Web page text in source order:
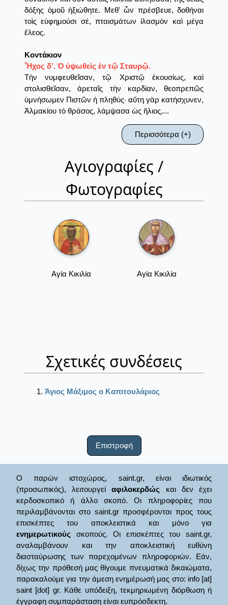
δόξης ὁμοῦ ἠξιώθητε. Μεθ' ὧν πρέσβευε, δοθήναι
τοὶς εὐφημούσι σέ, πταισμάτων ἱλασμὸν καὶ μέγα
ἔλεος.
Κοντάκιον
Ἦχος δ’. Ὁ ὑψωθεὶς ἐν τῷ Σταυρῷ.
Τὴν νυμφευθεῖσαν, τῷ Χριστῷ ἑκουσίως, καὶ
στολισθεῖσαν, ἀρεταῖς τὴν καρδίαν, θεοπρεπῶς
ὑμνήσωμεν Πιστῶν ἡ πληθύς· αὕτη γὰρ κατήσχυνεν,
Ἀλμακίου τὸ θράσος, λάμψασα ὡς ἥλιος,...
Περισσότερα (+)
Αγιογραφίες /
Φωτογραφίες
Αγία Κικιλία Αγία Κικιλία
Σχετικές συνδέσεις
Άγιος Μάξιμος ο Καπιτουλάριος
Επιστροφή
Ο παρών ιστοχώρος, saint.gr, είναι ιδιωτικός
(προσωπικός), λειτουργείαφιλοκερδώς και δεν έχει
κερδοσκοπικό ή άλλο σκοπό. Οι πληροφορίες που
περιλαμβάνονται στο saint.gr προσφέρονται προς τους
επισκέπτες του αποκλειστικά και μόνο για
ενημερωτικούς σκοπούς. Οι επισκέπτες του saint.gr,
αναλαμβάνουν και την αποκλειστική ευθύνη
διασταύρωσης των παρεχομένων πληροφοριών. Εάν,
δίχως την πρόθεσή μας θίγουμε πνευματικά δικαιώματα,
παρακαλούμε για την άμεση ενημέρωσή μας στο: info [at]
saint [dot] gr. Κάθε υπόδειξη, τεκμηριωμένη διόρθωση ή
έγγραφη συμπαράσταση είναι ευπρόσδεκτη.